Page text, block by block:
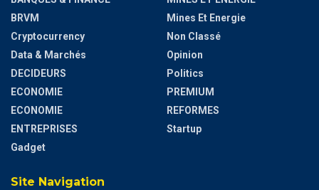
BRVM
Cryptocurrency
Data & Marchés
DECIDEURS
ECONOMIE
ECONOMIE
ENTREPRISES
Gadget
Mines Et Energie
Non Classé
Opinion
Politics
PREMIUM
REFORMES
Startup
Site Navigation